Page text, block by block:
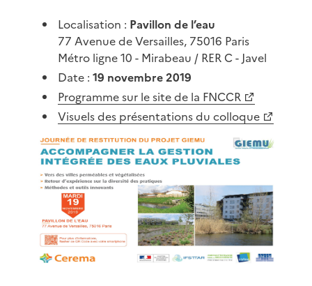
Localisation : Pavillon de l’eau
77 Avenue de Versailles, 75016 Paris
Métro ligne 10 - Mirabeau / RER C - Javel
Date :19 novembre 2019
Programme sur le site de la FNCCR
Visuels des présentations du colloque